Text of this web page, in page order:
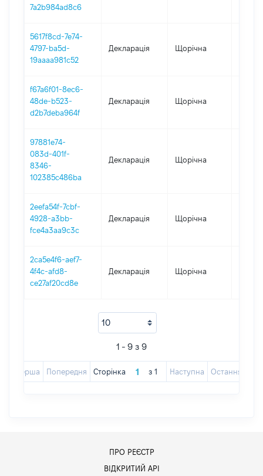
7a2b984ad8c6
5617f8cd-7e74-
4797-ba5d-
19aaaa981c52
Декларація Щорічна
f67a6f01-8ec6-
48de-b523-
d2b7deba964f
Декларація Щорічна
97881e74-
083d-401f-
8346-
102385c486ba
Декларація Щорічна
2eefa54f-7cbf-
4928-a3bb-
fce4a3aa9c3c
Декларація Щорічна
2ca5e4f6-aef7-
4f4c-afd8-
ce27af20cd8e
Декларація Щорічна
1 - 9 з 9
Перша Попередня Сторінка з 1 Наступна Остання
ПРО РЕЄСТР
ВІДКРИТИЙ АРІ